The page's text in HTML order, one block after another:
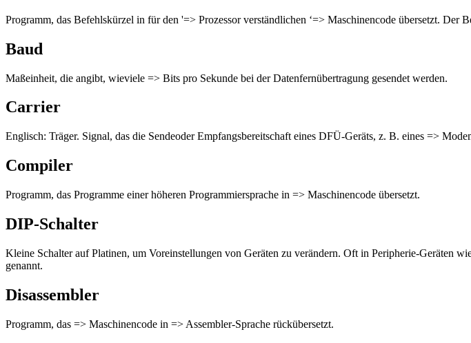
Programm, das Befehlskürzel in für den '=> Prozessor verständlichen ‘=> Maschinencode übersetzt. Der
Baud
Maßeinheit, die angibt, wieviele => Bits pro Sekunde bei der Datenfernübertragung gesendet werden.
Carrier
Englisch: Träger. Signal, das die Sendeoder Empfangsbereitschaft eines DFÜ-Geräts, z. B. eines =>
Compiler
Programm, das Programme einer höheren Programmiersprache in => Maschinencode übersetzt.
DIP-Schalter
Kleine Schalter auf Platinen, um Voreinstellungen von Geräten zu verändern. Oft in Peripherie-Geräten
genannt.
Disassembler
Programm, das => Maschinencode in => Assembler-Sprache rückübersetzt.